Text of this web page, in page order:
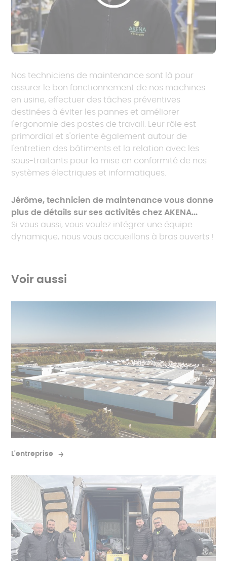
Nos techniciens de maintenance sont là pour
assurer le bon fonctionnement de nos machines
en usine, effectuer des tâches préventives
destinées à éviter les pannes et améliorer
l'ergonomie des postes de travail. Leur rôle est
primordial et s'oriente également autour de
l'entretien des bâtiments et la relation avec les
sous-traitants pour la mise en conformité de nos
systèmes électriques et informatiques.
Jérôme, technicien de maintenance vous donne
plus de détails sur ses activités chez AKENA...
Si vous aussi, vous voulez intégrer une équipe
dynamique, nous vous accueillons à bras ouverts !
Voir aussi
L'entreprise